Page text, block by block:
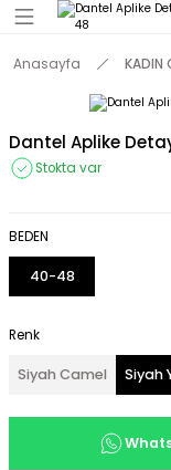
Anasayfa KADIN
Dantel Aplike
Stokta var
BEDEN
40-48
Renk
Siyah Camel Siyah